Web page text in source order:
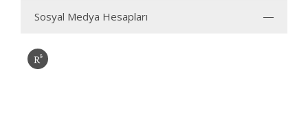
Sosyal Medya Hesapları